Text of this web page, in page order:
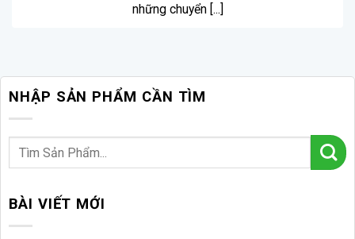
những chuyển [...]
NHẬP SẢN PHẨM CẦN TÌM
BÀI VIẾT MỚI